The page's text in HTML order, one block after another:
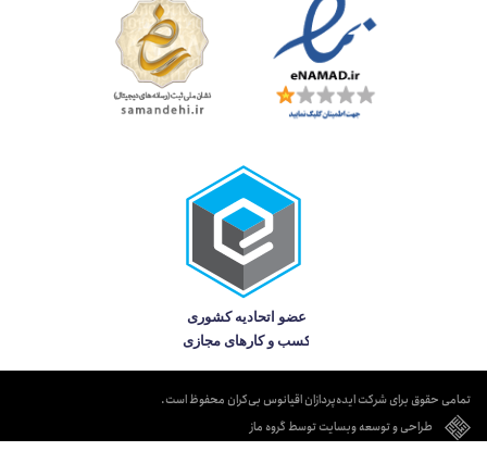
تمامی حقوق برای شرکت ایده‌پردازان اقیانوس بی‌کران محفوظ است.
طراحی و توسعه وبسایت توسط گروه ماز